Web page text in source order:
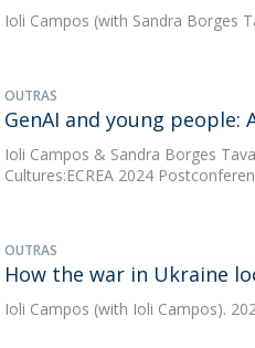
Ioli Campos (with Sandra Borges
OUTRAS
GenAI and young
Ioli Campos & Sandra Borges
Cultures:ECREA 2024
OUTRAS
How the war in Ukraine
Ioli Campos (with Ioli Campos).